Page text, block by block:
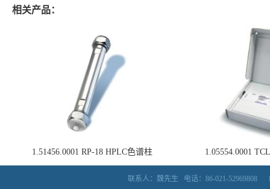
相关产品：
1.51456.0001 RP-18 HPLC色谱柱 1.05554.0001
联系人：魏先生 电话：86-021-52969808